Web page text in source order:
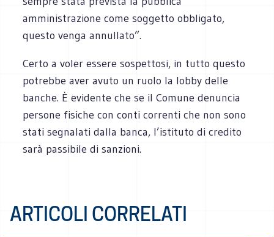
amministrazione come soggetto obbligato,
questo venga annullato”.
Certo a voler essere sospettosi, in tutto questo
potrebbe aver avuto un ruolo la lobby delle
banche. È evidente che se il Comune denuncia
persone fisiche con conti correnti che non sono
stati segnalati dalla banca, l’istituto di credito
sarà passibile di sanzioni.
ARTICOLI CORRELATI